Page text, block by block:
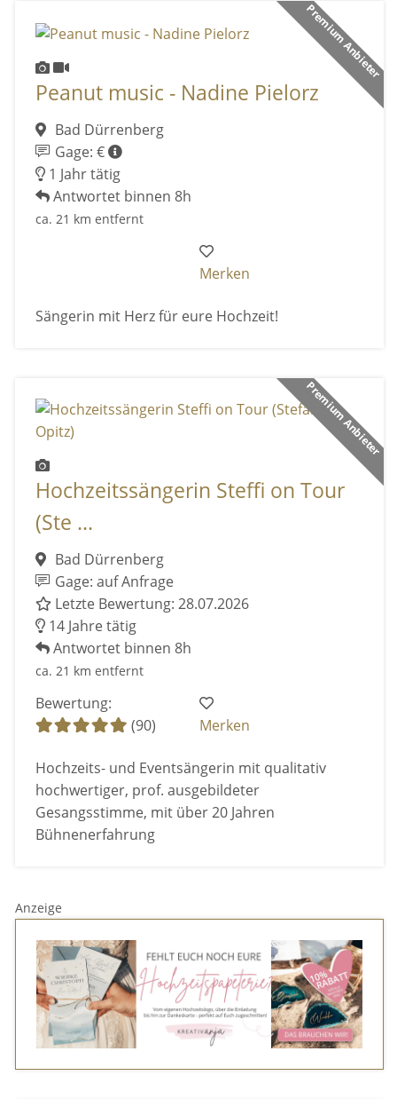
Premium Anbieter
Peanut music - Nadine Pielorz
Bad Dürrenberg
Gage: €
1 Jahr tätig
Antwortet binnen 8h
ca. 21 km entfernt
Merken
Sängerin mit Herz für eure Hochzeit!
Premium Anbieter
Hochzeitssängerin Steffi on Tour
(Ste ...
Bad Dürrenberg
Gage: auf Anfrage
Letzte Bewertung: 28.07.2026
14 Jahre tätig
Antwortet binnen 8h
ca. 21 km entfernt
Bewertung:
(90)
Merken
Hochzeits- und Eventsängerin mit qualitativ
hochwertiger, prof. ausgebildeter
Gesangsstimme, mit über 20 Jahren
Bühnenerfahrung
Anzeige